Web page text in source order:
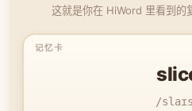
这就是你在 HiWord 里看到
/